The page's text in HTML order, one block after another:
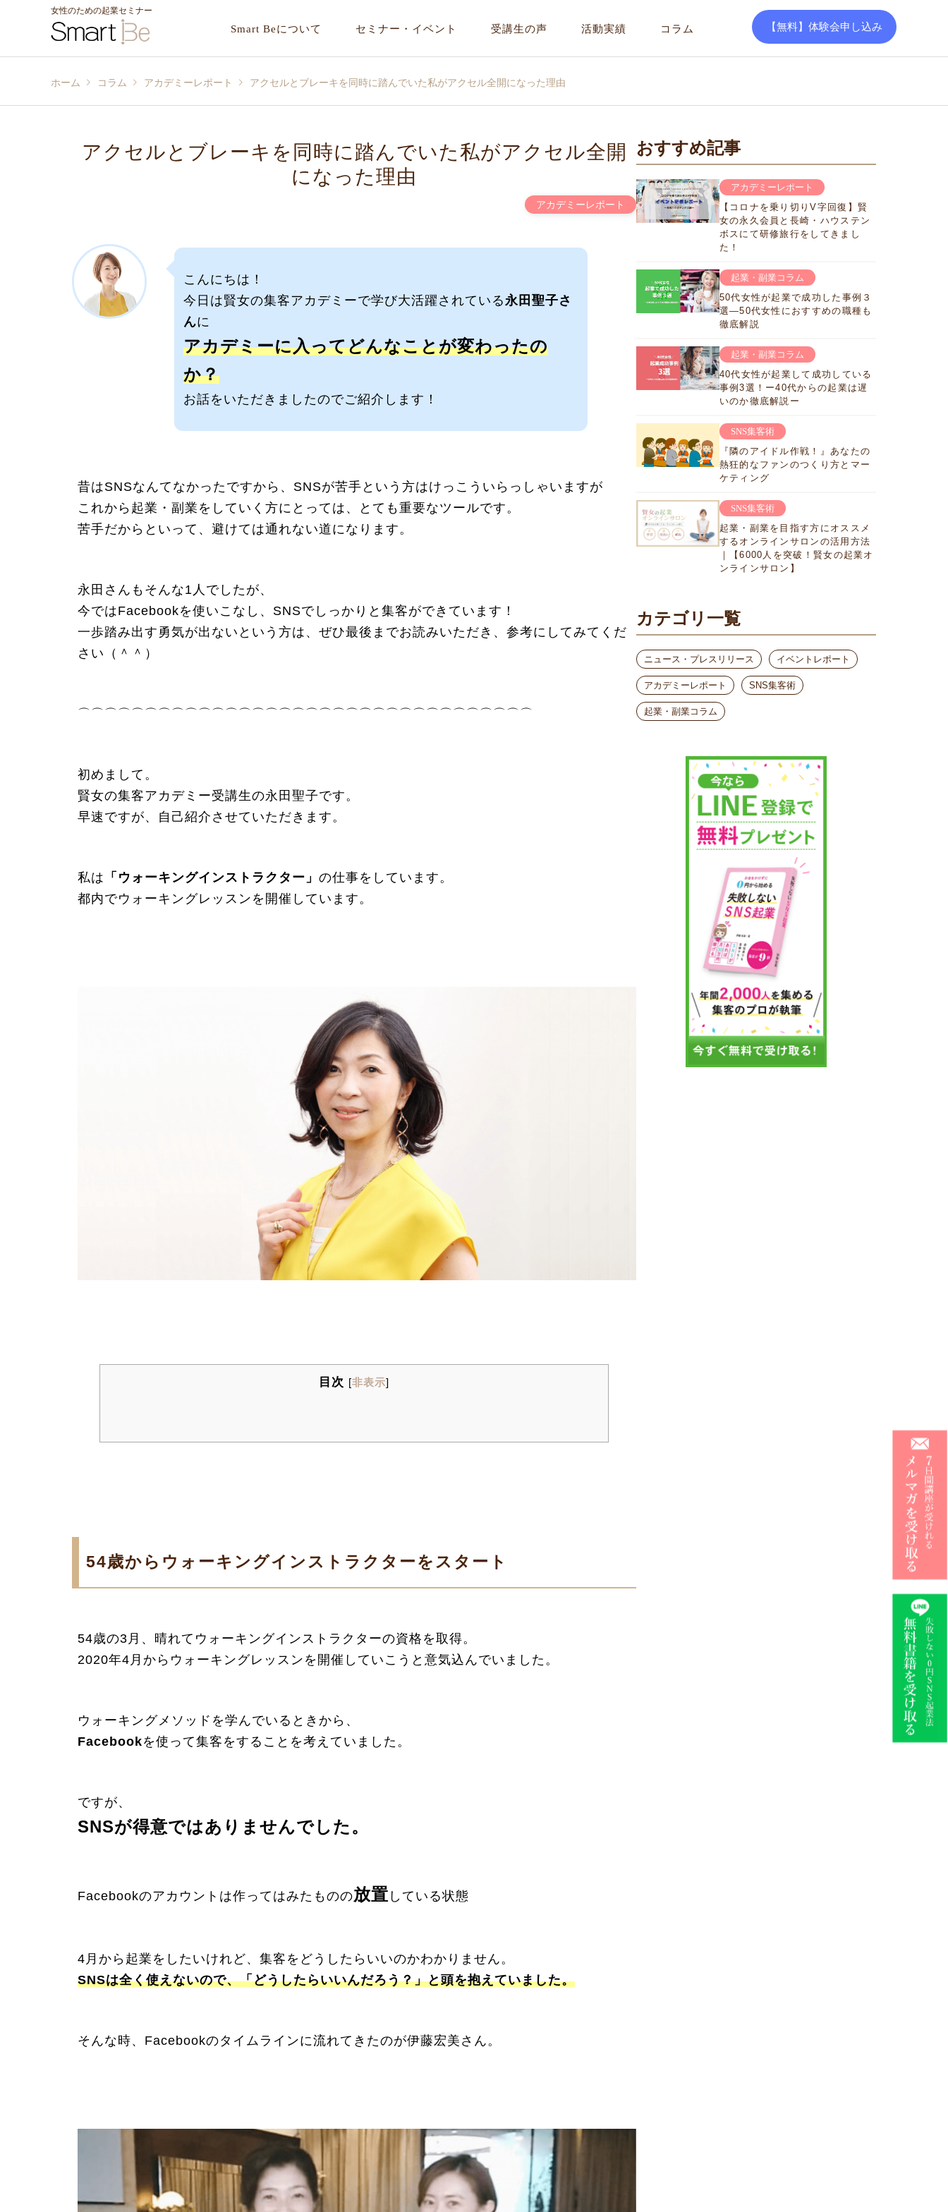
女性のための起業セミナー
Smart Beについて セミナー・イベント 受講生の声 活動実績 コラム 【無料】体験会申し込み
ホーム コラム アカデミーレポート アクセルとブレーキを同時に踏んでいた私がアクセル全開になった理由
アクセルとブレーキを同時に踏んでいた私がアクセル全開
になった理由
アカデミーレポート
こんにちは！
今日は賢女の集客アカデミーで学び大活躍されている永田聖子さ
んに
アカデミーに入ってどんなことが変わったの
か？
お話をいただきましたのでご紹介します！
昔はSNSなんてなかったですから、SNSが苦手という方はけっこういらっしゃいますが
これから起業・副業をしていく方にとっては、とても重要なツールです。
苦手だからといって、避けては通れない道になります。
永田さんもそんな1人でしたが、
今ではFacebookを使いこなし、SNSでしっかりと集客ができています！
一歩踏み出す勇気が出ないという方は、ぜひ最後までお読みいただき、参考にしてみてくだ
さい（＾＾）
⌒⌒⌒⌒⌒⌒⌒⌒⌒⌒⌒⌒⌒⌒⌒⌒⌒⌒⌒⌒⌒⌒⌒⌒⌒⌒⌒⌒⌒⌒⌒⌒⌒⌒
初めまして。
賢女の集客アカデミー受講生の永田聖子です。
早速ですが、自己紹介させていただきます。
私は 「ウォーキングインストラクター」 の仕事をしています。
都内でウォーキングレッスンを開催しています。
目次 [非表示]
54歳からウォーキングインストラクターをスタート
54歳の3月、晴れてウォーキングインストラクターの資格を取得。
2020年4月からウォーキングレッスンを開催していこうと意気込んでいました。
ウォーキングメソッドを学んでいるときから、
Facebookを使って集客をすることを考えていました。
ですが、
SNSが得意ではありませんでした。
Facebookのアカウントは作ってはみたものの放置 している状態
4月から起業をしたいけれど、集客をどうしたらいいのかわかりません。
SNSは全く使えないので、「どうしたらいいんだろう？」と頭を抱えていました。
そんな時、Facebookのタイムラインに流れてきたのが伊藤宏美さん。
おすすめ記事
アカデミーレポート
【コロナを乗り切りV字回復】賢
女の永久会員と長崎・ハウステン
ボスにて研修旅行をしてきまし
た！
起業・副業コラム
50代女性が起業で成功した事例３
選―50代女性におすすめの職種も
徹底解説
起業・副業コラム
40代女性が起業して成功している
事例3選！ー40代からの起業は遅
いのか徹底解説ー
SNS集客術
『隣のアイドル作戦！』あなたの
熱狂的なファンのつくり方とマー
ケティング
SNS集客術
起業・副業を目指す方にオススメ
するオンラインサロンの活用方法
｜【6000人を突破！賢女の起業オ
ンラインサロン】
カテゴリ一覧
ニュース・プレスリリース イベントレポート
アカデミーレポート SNS集客術
起業・副業コラム